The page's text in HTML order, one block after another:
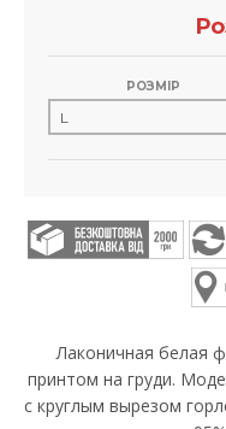
РОЗМІР
Лаконичная белая
принтом на груди.
с круглым вырезом